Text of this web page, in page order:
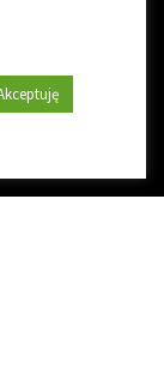
celu
korzystania
się na